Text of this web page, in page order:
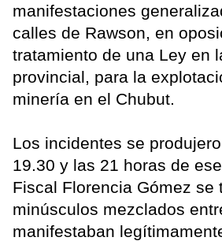
manifestaciones
calles de Rawson, en
tratamiento de una Ley en
provincial, para la
minería en el Chubut.
Los incidentes se
19.30 y las 21 horas de
Fiscal Florencia Gómez se
minúsculos mezclados
manifestaban